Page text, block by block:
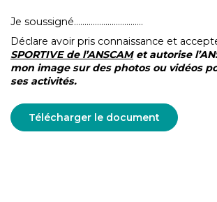
Je soussigné……………………………
Déclare avoir pris connaissance et
SPORTIVE de l’ANSCAMet autorise
mon image sur des photos ou vidéos
ses activités.
Télécharger le document